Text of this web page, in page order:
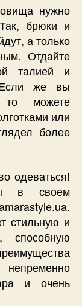
нужно
брюки и
а только
Отдайте
талией и
Если же вы
то можете
или
более
одеваться!
в своем
стильную и
и очень